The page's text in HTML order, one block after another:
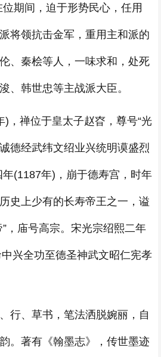
期间，迫于形势民心，任用
将领抗击金军，重用主和派的
、秦桧等人，一味求和，处死
、韩世忠等主战派大臣。
)，禅位于皇太子赵昚，尊号“光
德经武纬文绍业兴统明谟盛烈
年(1187年)，崩于德寿宫，时年
史上少有的长寿帝王之一，谥
，庙号高宗。宋光宗绍熙二年
兴全功至德圣神武文昭仁宪孝
行、草书，笔法洒脱婉丽，自
。著有《翰墨志》，传世墨迹